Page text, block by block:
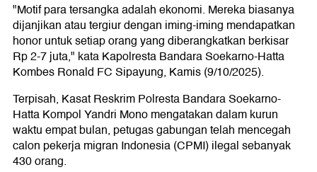
"Motif para tersangka adalah ekonomi. Mereka biasanya
dijanjikan atau tergiur dengan iming-iming mendapatkan
honor untuk setiap orang yang diberangkatkan berkisar
Rp 2-7 juta," kata Kapolresta Bandara Soekarno-Hatta
Kombes Ronald FC Sipayung, Kamis (9/10/2025).
Terpisah, Kasat Reskrim Polresta Bandara Soekarno-
Hatta Kompol Yandri Mono mengatakan dalam kurun
waktu empat bulan, petugas gabungan telah mencegah
calon pekerja migran Indonesia (CPMI) ilegal sebanyak
430 orang.